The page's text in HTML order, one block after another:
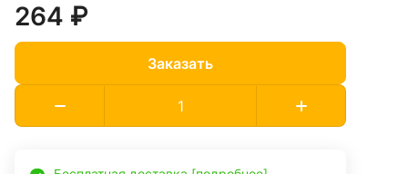
264 ₽
Заказать